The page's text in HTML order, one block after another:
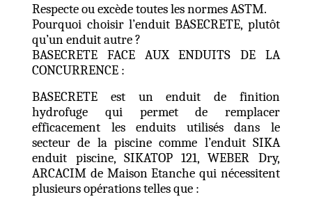
Respecte ou excède toutes les normes ASTM.
Pourquoi choisir l’enduit BASECRETE, plutôt
qu’un enduit autre ?
BASECRETE FACE AUX ENDUITS DE LA
CONCURRENCE :
BASECRETE est un enduit de finition
hydrofuge qui permet de remplacer
efficacement les enduits utilisés dans le
secteur de la piscine comme l’enduit SIKA
enduit piscine, SIKATOP 121, WEBER Dry,
ARCACIM de Maison Etanche qui nécessitent
plusieurs opérations telles que :